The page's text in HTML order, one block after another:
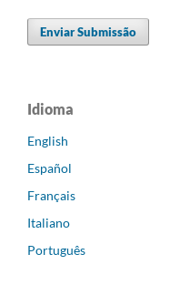
Enviar Submissão
Idioma
English
Español
Français
Italiano
Português